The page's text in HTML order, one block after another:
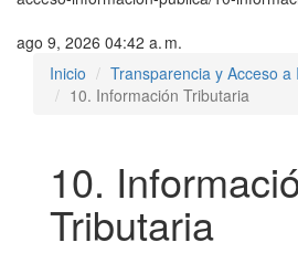
ago 9, 2026 04:42 a. m.
Inicio
Transparencia y Acceso
10. Información Tributaria
10.
Tributaria